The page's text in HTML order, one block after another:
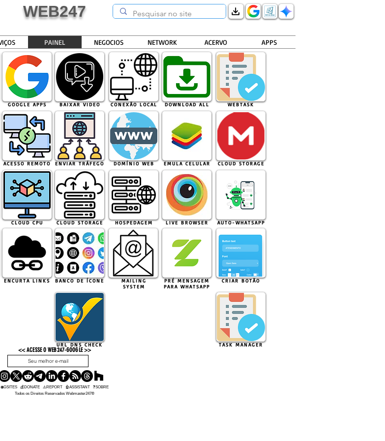
WEB247
PAINEL NEGOCIOS NETWORK ACERVO APPS
GOOGLE APPS BAIXAR VIDEO
ACESSO REMOTO ENVIAR TRÁFEGO
CLOUD CPU CLOUD STORAGE
ENCURTA LINKS BANCO DE ÍCONE
URL DNS CHECK
CONEXÃO LOCAL DOWNLOAD ALL
DOMÍNIO WEB EMULA CELULAR
HOSPEDAGEM
MAILING
SYSTEM
LIVE BROWSER
PRÉ MENSAGEM
PARA WHATSAPP
WEBTASK
CLOUD STORAGE
AUTO-WHATSAPP
CRIAR BOTÃO
TASK MANAGER
<< ACESSE O WEB247-GOOGLE >>
🌐GSITES 💰DONATE ⚠️REPORT 🤖ASSISTANT ❓SOBRE
Todos os Direitos Reservados Webmaster247®️